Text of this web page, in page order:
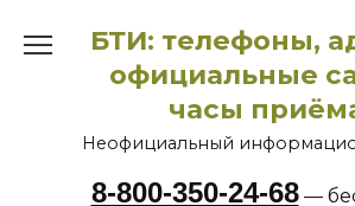
содержанию
БТИ: телефоны,
официальные
часы
Неофициальный
8-800-350-24-68—